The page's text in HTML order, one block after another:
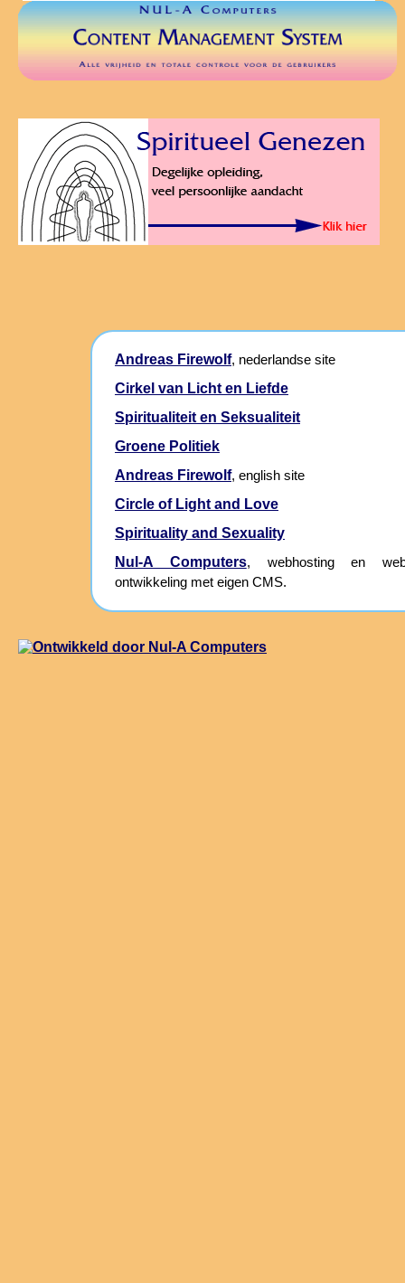
Andreas Firewolf, nederlandse site
Cirkel van Licht en Liefde
Spiritualiteit en Seksualiteit
Groene Politiek
Andreas Firewolf, english site
Circle of Light and Love
Spirituality and Sexuality
Nul-A Computers, webhosting en
ontwikkeling met eigen CMS.